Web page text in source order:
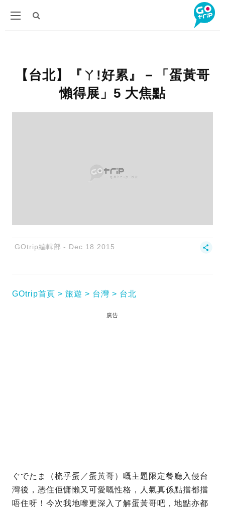
【台北】『ㄚ!好累』－「蛋黃哥
懶得展」5 大焦點
GOtrip編輯部 Dec 18 2015
GOtrip首頁 旅遊 台灣 台北
廣告
ぐでたま（‬梳乎蛋／蛋黃哥）嘅主題限定餐廳入侵台
灣後，憑住佢慵懶又可愛嘅性格，人氣真係點擋都擋
唔住呀！今次我地嚟更深入了解蛋黃哥吧，地點亦都